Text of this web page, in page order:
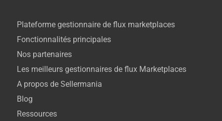
A propos de Sellermania
Blog
Ressources
Plateforme gestionnaire de flux marketplaces
Fonctionnalités principales
Nos partenaires
Les meilleurs gestionnaires de flux Marketplaces